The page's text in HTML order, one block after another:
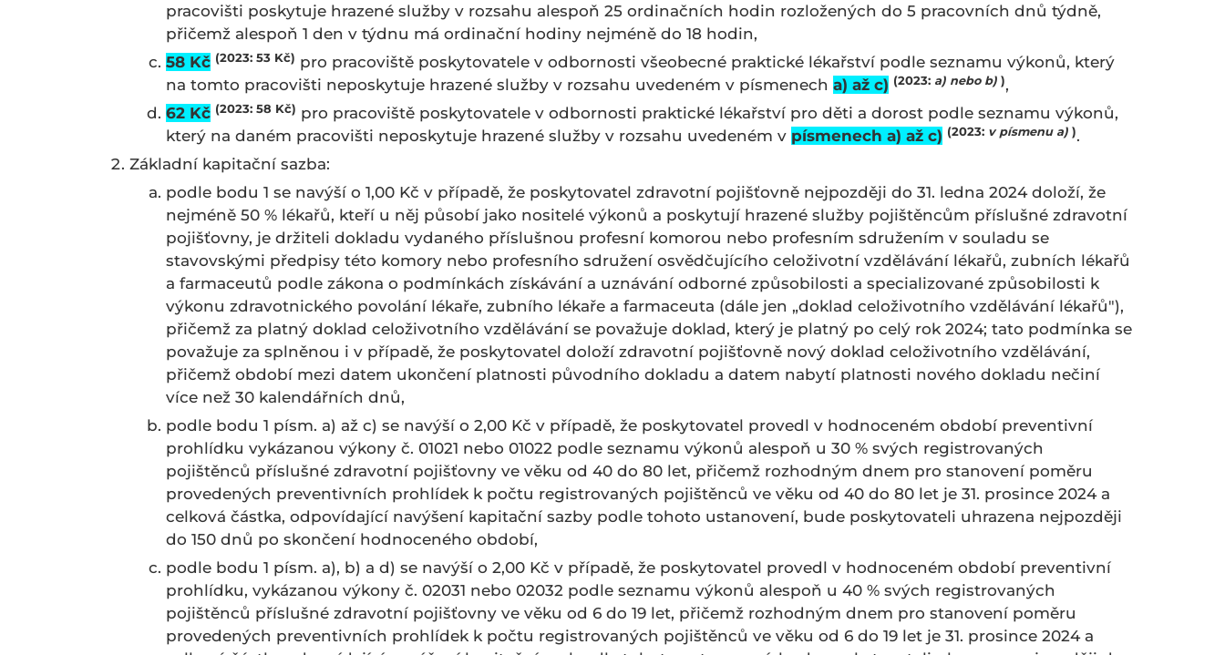
pracovišti poskytuje hrazené služby v rozsahu alespoň 25 ordinačních hodin rozložených do 5 pracovních dnů týdně,
přičemž alespoň 1 den v týdnu má ordinační hodiny nejméně do 18 hodin,
58 Kč (2023: 53 Kč) pro pracoviště poskytovatele v odbornosti všeobecné praktické lékařství podle seznamu výkonů, který
na tomto pracovišti neposkytuje hrazené služby v rozsahu uvedeném v písmenech a) až c) (2023: a) nebo b) ),
62 Kč (2023: 58 Kč) pro pracoviště poskytovatele v odbornosti praktické lékařství pro děti a dorost podle seznamu výkonů,
který na daném pracovišti neposkytuje hrazené služby v rozsahu uvedeném v písmenech a) až c) (2023: v písmenu a) ).
Základní kapitační sazba:
podle bodu 1 se navýší o 1,00 Kč v případě, že poskytovatel zdravotní pojišťovně nejpozději do 31. ledna 2024 doloží, že
nejméně 50 % lékařů, kteří u něj působí jako nositelé výkonů a poskytují hrazené služby pojištěncům příslušné zdravotní
pojišťovny, je držiteli dokladu vydaného příslušnou profesní komorou nebo profesním sdružením v souladu se
stavovskými předpisy této komory nebo profesního sdružení osvědčujícího celoživotní vzdělávání lékařů, zubních lékařů
a farmaceutů podle zákona o podmínkách získávání a uznávání odborné způsobilosti a specializované způsobilosti k
výkonu zdravotnického povolání lékaře, zubního lékaře a farmaceuta (dále jen „doklad celoživotního vzdělávání lékařů"),
přičemž za platný doklad celoživotního vzdělávání se považuje doklad, který je platný po celý rok 2024; tato podmínka se
považuje za splněnou i v případě, že poskytovatel doloží zdravotní pojišťovně nový doklad celoživotního vzdělávání,
přičemž období mezi datem ukončení platnosti původního dokladu a datem nabytí platnosti nového dokladu nečiní
více než 30 kalendářních dnů,
podle bodu 1 písm. a) až c) se navýší o 2,00 Kč v případě, že poskytovatel provedl v hodnoceném období preventivní
prohlídku vykázanou výkony č. 01021 nebo 01022 podle seznamu výkonů alespoň u 30 % svých registrovaných
pojištěnců příslušné zdravotní pojišťovny ve věku od 40 do 80 let, přičemž rozhodným dnem pro stanovení poměru
provedených preventivních prohlídek k počtu registrovaných pojištěnců ve věku od 40 do 80 let je 31. prosince 2024 a
celková částka, odpovídající navýšení kapitační sazby podle tohoto ustanovení, bude poskytovateli uhrazena nejpozději
do 150 dnů po skončení hodnoceného období,
podle bodu 1 písm. a), b) a d) se navýší o 2,00 Kč v případě, že poskytovatel provedl v hodnoceném období preventivní
prohlídku, vykázanou výkony č. 02031 nebo 02032 podle seznamu výkonů alespoň u 40 % svých registrovaných
pojištěnců příslušné zdravotní pojišťovny ve věku od 6 do 19 let, přičemž rozhodným dnem pro stanovení poměru
provedených preventivních prohlídek k počtu registrovaných pojištěnců ve věku od 6 do 19 let je 31. prosince 2024 a